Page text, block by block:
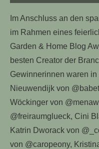
Im Anschluss an den
im Rahmen eines
Garden & Home Blog
besten Creator der
Gewinnerinnen waren
Nieuwendijk von
Wöckinger von
@freiraumglueck, Cini
Katrin Dworack von
von @caropeony,